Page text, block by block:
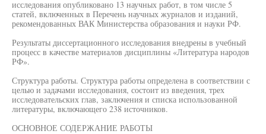
исследования опубликовано 13 научных работ, в том числе 5
статей, включенных в Перечень научных журналов и изданий,
рекомендованных ВАК Министерства образования и науки РФ.
Результаты диссертационного исследования внедрены в учебный
процесс в качестве материалов дисциплины «Литература народов
РФ».
Структура работы. Структура работы определена в соответствии с
целью и задачами исследования, состоит из введения, трех
исследовательских глав, заключения и списка использованной
литературы, включающего 238 источников.
ОСНОВНОЕ СОДЕРЖАНИЕ РАБОТЫ